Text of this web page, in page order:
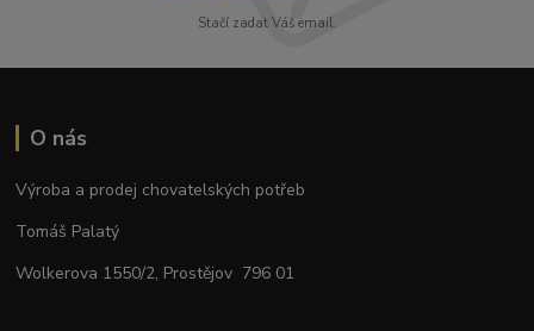
Stačí zadat Váš email.
O nás
Výroba a prodej chovatelských potřeb
Tomáš Palatý
Wolkerova 1550/2, Prostějov 796 01